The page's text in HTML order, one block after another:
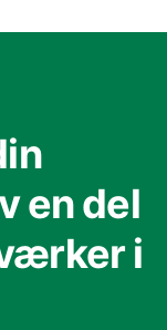
en del
i